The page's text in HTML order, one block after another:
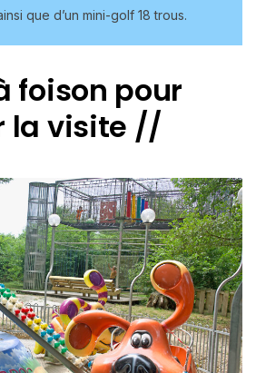
que d’un mini-golf 18 trous.
foison pour
la visite //